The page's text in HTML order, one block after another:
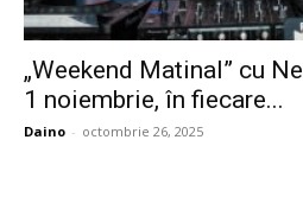
„Weekend Matinal” cu
1 noiembrie, în fiecare...
Daino - octombrie 26, 2025